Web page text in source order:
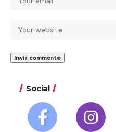
Social